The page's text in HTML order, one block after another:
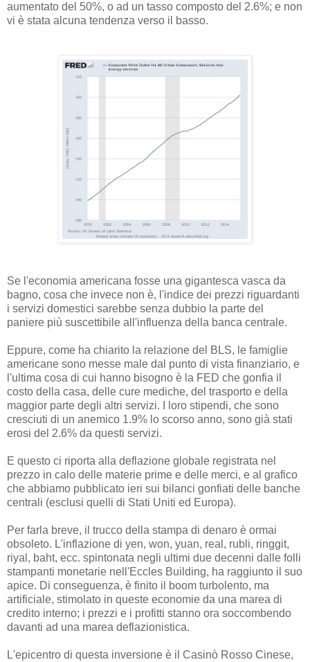
aumentato del 50%, o ad un tasso composto del 2.6%; e non
vi è stata alcuna tendenza verso il basso.
Se l'economia americana fosse una gigantesca vasca da
bagno, cosa che invece non è, l'indice dei prezzi riguardanti
i servizi domestici sarebbe senza dubbio la parte del
paniere più suscettibile all'influenza della banca centrale.
Eppure, come ha chiarito la relazione del BLS, le famiglie
americane sono messe male dal punto di vista finanziario, e
l'ultima cosa di cui hanno bisogno è la FED che gonfia il
costo della casa, delle cure mediche, del trasporto e della
maggior parte degli altri servizi. I loro stipendi, che sono
cresciuti di un anemico 1.9% lo scorso anno, sono già stati
erosi del 2.6% da questi servizi.
E questo ci riporta alla deflazione globale registrata nel
prezzo in calo delle materie prime e delle merci, e al grafico
che abbiamo pubblicato ieri sui bilanci gonfiati delle banche
centrali (esclusi quelli di Stati Uniti ed Europa).
Per farla breve, il trucco della stampa di denaro è ormai
obsoleto. L'inflazione di yen, won, yuan, real, rubli, ringgit,
riyal, baht, ecc. spintonata negli ultimi due decenni dalle folli
stampanti monetarie nell'Eccles Building, ha raggiunto il suo
apice. Di conseguenza, è finito il boom turbolento, ma
artificiale, stimolato in queste economie da una marea di
credito interno; i prezzi e i profitti stanno ora soccombendo
davanti ad una marea deflazionistica.
L'epicentro di questa inversione è il Casinò Rosso Cinese,